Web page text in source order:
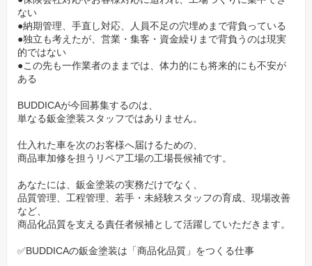
店舗間の車両回送などの付帯業務は、
店舗のアシスタントスタッフがサポートします。
また、保険会社との協定やお客様対応、フロント業務などは、
本部の専門部隊や店舗スタッフが担当します。
そのため、工場長候補に任せたいのは、
あなたに集中してほしいのは、
品質を守ること、工程を整えること、人を育てること、工場をよ
り良くすることです。
「自分が全部やる」から「工場全体で品質を出す」側
へ
ない
●納期管理、手直し対応、人員不足の穴埋めまで背負っている
●独立も考えたが、営業・集客・資金繰りまで背負うのは現実
的ではない
●この先も一作業者のままでは、体力的にも将来的にも不安が
ある
BUDDICAが今回募集するのは、
単なる鈑金塗装スタッフではありません。
仕入れた車を次のお客様へ届けるための、
商品車加修を担うリペア工場の工場長候補です。
あなたには、鈑金塗装の実務だけでなく、
品質管理、工程管理、若手・未経験スタッフの育成、現場改善
など、
商品化品質を支える責任者候補として活躍していただきます。
✅BUDDICAの鈑金塗装は「商品化品質」をつくる仕事